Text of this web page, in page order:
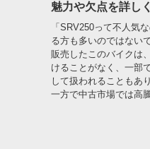
魅力や欠点を詳し
「SRV250って不人気
る方も多いのではない
販売したこのバイクは
けることがなく、一部
して扱われることもあ
一方で中古市場では高